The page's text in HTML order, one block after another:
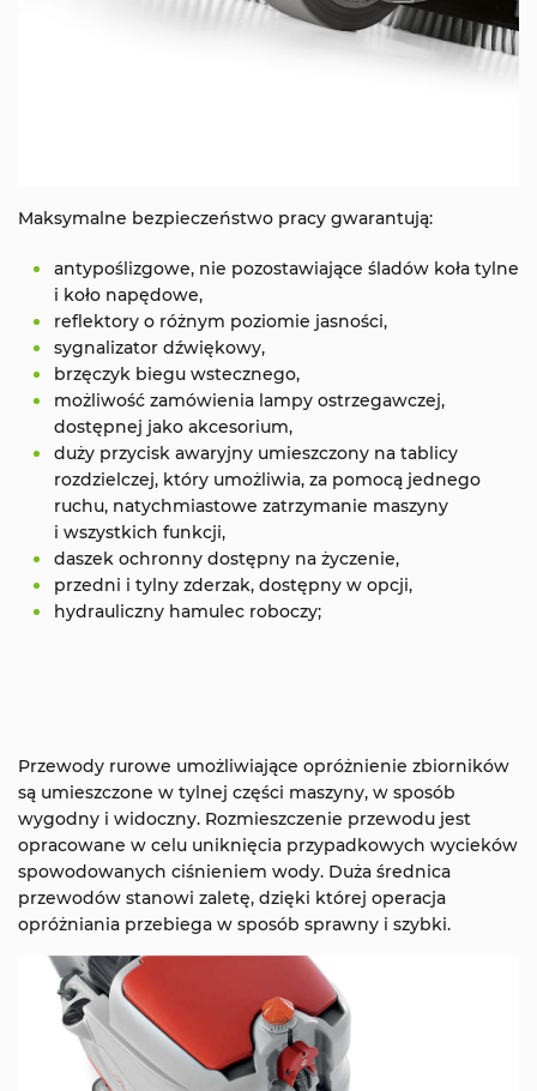
Maksymalne bezpieczeństwo pracy gwarantują:
antypoślizgowe, nie pozostawiające śladów koła tylne
i koło napędowe,
reflektory o różnym poziomie jasności,
sygnalizator dźwiękowy,
brzęczyk biegu wstecznego,
możliwość zamówienia lampy ostrzegawczej,
dostępnej jako akcesorium,
duży przycisk awaryjny umieszczony na tablicy
rozdzielczej, który umożliwia, za pomocą jednego
ruchu, natychmiastowe zatrzymanie maszyny
i wszystkich funkcji,
daszek ochronny dostępny na życzenie,
przedni i tylny zderzak, dostępny w opcji,
hydrauliczny hamulec roboczy;
Przewody rurowe umożliwiające opróżnienie zbiorników
są umieszczone w tylnej części maszyny, w sposób
wygodny i widoczny. Rozmieszczenie przewodu jest
opracowane w celu uniknięcia przypadkowych wycieków
spowodowanych ciśnieniem wody. Duża średnica
przewodów stanowi zaletę, dzięki której operacja
opróżniania przebiega w sposób sprawny i szybki.